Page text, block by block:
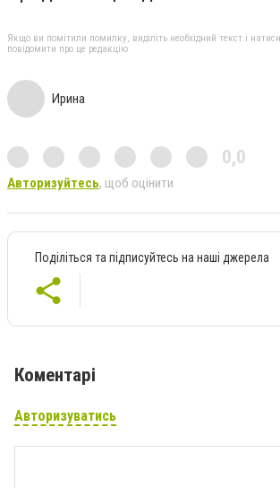
Якщо ви помітили помилку, виділіть необхідний текст і
повідомити про це редакцію
Ирина
0,0
Авторизуйтесь, щоб оцінити
Поділіться та підписуйтесь на наші джерела
Коментарі
Авторизуватись